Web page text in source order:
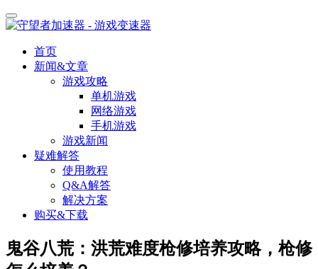
首页
新闻&文章
游戏攻略
单机游戏
网络游戏
手机游戏
游戏新闻
疑难解答
使用教程
Q&A解答
解决方案
购买&下载
鬼谷八荒：洪荒难度枪修培养攻略，枪修